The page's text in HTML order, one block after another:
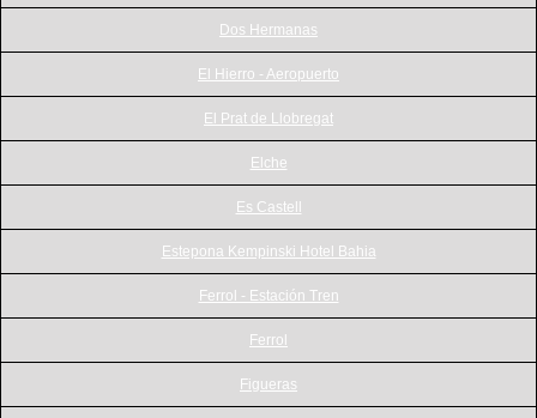
Dos Hermanas
El Hierro - Aeropuerto
El Prat de Llobregat
Elche
Es Castell
Estepona Kempinski Hotel Bahia
Ferrol - Estación Tren
Ferrol
Figueras